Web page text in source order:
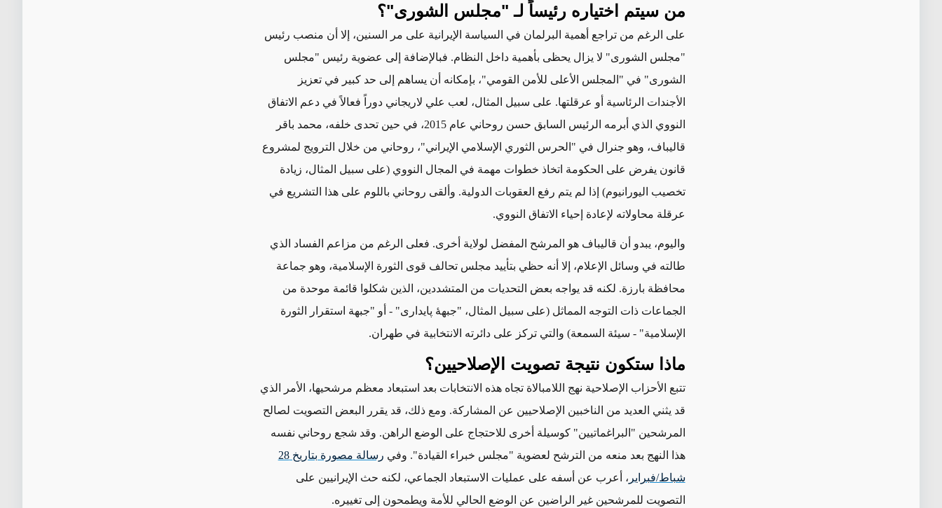
من سيتم اختياره رئيساً لـ "مجلس الشورى"؟
على الرغم من تراجع أهمية البرلمان في السياسة الإيرانية على مر السنين، إلا أن منصب رئيس
"مجلس الشورى" لا يزال يحظى بأهمية داخل النظام. فبالإضافة إلى عضوية رئيس "مجلس
الشورى" في "المجلس الأعلى للأمن القومي"، بإمكانه أن يساهم إلى حد كبير في تعزيز
الأجندات الرئاسية أو عرقلتها. على سبيل المثال، لعب علي لاريجاني دوراً فعالاً في دعم الاتفاق
النووي الذي أبرمه الرئيس السابق حسن روحاني عام 2015،
في حين تحدى خلفه، محمد باقر
قاليباف، وهو جنرال في "الحرس الثوري الإسلامي الإيراني"، روحاني من خلال الترويج لمشروع
قانون يفرض على الحكومة اتخاذ خطوات مهمة في المجال النووي(على سبيل المثال، زيادة
تخصيب اليورانيوم) إذا لم يتم رفع العقوبات الدولية. وألقى روحاني باللوم على هذا التشريع في
عرقلة محاولاته لإعادة إحياء الاتفاق النووي.
واليوم، يبدو أن قاليبافهو المرشح المفضل لولاية أخرى. فعلى الرغم من مزاعم الفساد الذي
طالته في وسائل الإعلام، إلا أنه حظي بتأييد مجلس تحالف قوى الثورة الإسلامية، وهو جماعة
محافظة بارزة. لكنه قد يواجه بعض التحديات من المتشددين، الذين شكلوا قائمة موحدة من
الجماعات ذات التوجه المماثل(على سبيل المثال، "جبههٔ پایداری" - أو "جبهة استقرار الثورة
الإسلامية" - سيئة السمعة) والتي تركز على دائرته الانتخابية في طهران.
ماذا ستكون نتيجة تصويت الإصلاحيين؟
تتبع الأحزاب الإصلاحية نهج اللامبالاة تجاه هذه الانتخابات بعد استبعاد معظم مرشحيها، الأمر الذي
قد يثني العديد من الناخبين الإصلاحيين عن المشاركة. ومع ذلك، قد يقرر البعض التصويت لصالح
المرشحين "البراغماتيين" كوسيلة أخرى للاحتجاج على الوضع الراهن. وقد شجع روحاني نفسه
هذا النهج بعد منعه من الترشح لعضوية "مجلس خبراء القيادة". وفي
رسالة مصورة بتاريخ 28
شباط/فبراير ، أعرب عن أسفه على عمليات الاستبعاد الجماعي، لكنه حث الإيرانيين على
التصويت للمرشحين غير الراضين عن الوضع الحالي للأمة ويطمحون إلى تغييره.